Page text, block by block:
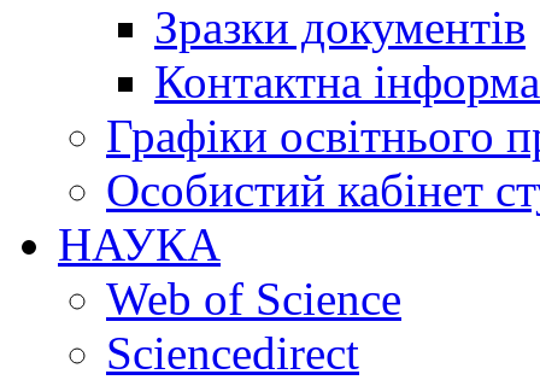
Зразки документів
Контактна
Графіки освітнього
Особистий кабінет
НАУКА
Web of Science
Sciencedirect